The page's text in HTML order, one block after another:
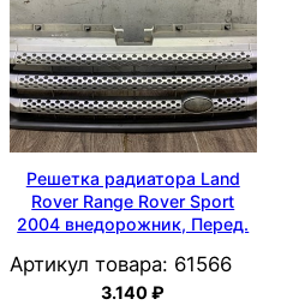
Решетка радиатора Land
Rover Range Rover Sport
2004 внедорожник, Перед.
Артикул товара: 61566
3.140₽